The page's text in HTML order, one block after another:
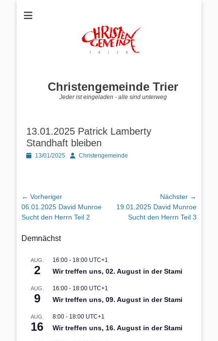
Christengemeinde Trier
Jeder ist eingeladen - alle sind unterweg
13.01.2025 Patrick Lamberty
Standhaft bleiben
Posted13/01/2025 AutorChristengemeinde
Beitragsnavigation
← Vorheriger
Vorheriger
Beitrag:
06.01.2025 David Munroe
Sucht den Herrn Teil 2
Nächster →
Nächster
Beitrag:
19.01.2025 David Munroe
Sucht den Herrn Teil 3
Demnächst
AUG.
2
16:00 - 18:00 UTC+1
Wir treffen uns, 02. August in der Stami
AUG.
9
16:00 - 18:00 UTC+1
Wir treffen uns, 09. August in der Stami
AUG.
16
8:00 - 18:00 UTC+1
Wir treffen uns, 16. August in der Stami